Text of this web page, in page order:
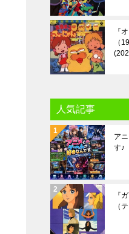
『
（
人気記事
ア
す♪
『
（